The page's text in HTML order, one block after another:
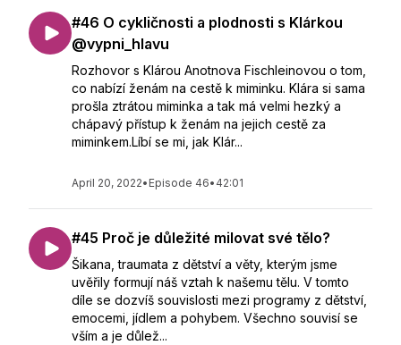
#46 O cykličnosti a plodnosti s Klárkou
@vypni_hlavu
Rozhovor s Klárou Anotnova Fischleinovou o tom,
co nabízí ženám na cestě k miminku. Klára si sama
prošla ztrátou miminka a tak má velmi hezký a
chápavý přístup k ženám na jejich cestě za
miminkem.Líbí se mi, jak Klár...
April 20, 2022• Episode 46• 42:01
#45 Proč je důležité milovat své tělo?
Šikana, traumata z dětství a věty, kterým jsme
uvěřily formují náš vztah k našemu tělu. V tomto
díle se dozvíš souvislosti mezi programy z dětství,
emocemi, jídlem a pohybem. Všechno souvisí se
vším a je důlež...